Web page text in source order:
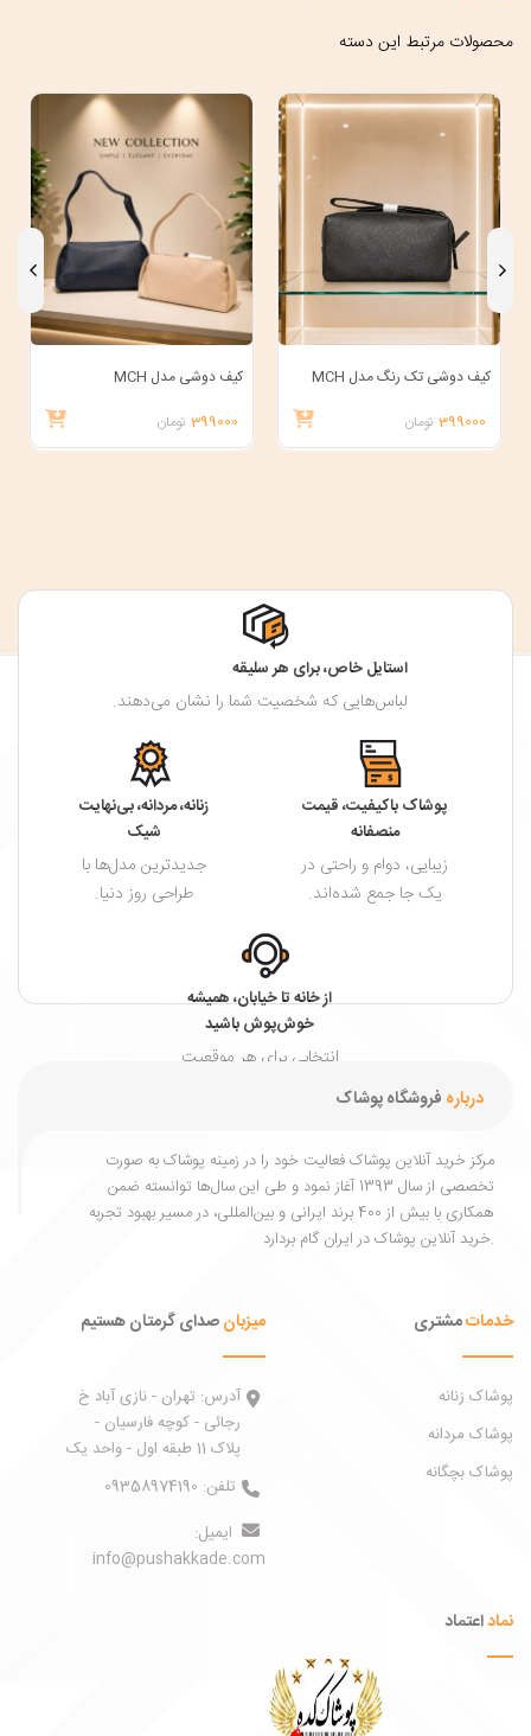
محصولات مرتبط این دسته
کیف دوشی تک رنگ مدل MCH
399000 تومان
کیف دوشی مدل MCH
399000 تومان
استایل خاص، برای هر سلیقه
لباس‌هایی که شخصیت شما را نشان می‌دهند.
پوشاک باکیفیت، قیمت
منصفانه
زیبایی، دوام و راحتی در
یک جا جمع شده‌اند.
زنانه، مردانه، بی‌نهایت
شیک
جدیدترین مدل‌ها با
طراحی روز دنیا.
از خانه تا خیابان، همیشه
خوش‌پوش باشید
انتخابی برای هر موقعیت
درباره فروشگاه پوشاک
مرکز خرید آنلاین پوشاک فعالیت خود را در زمینه پوشاک به ‌صورت
تخصصی از سال 1393 آغاز نمود و طی این سال‌ها توانسته ضمن
همکاری با بیش از 400 برند ایرانی و بین‌المللی، در مسیر بهبود تجربه
خرید آنلاین پوشاک در ایران گام بردارد.
خدماتمشتری
پوشاک زنانه
پوشاک مردانه
پوشاک بچگانه
میزبانصدای گرمتان هستیم
آدرس: تهران - نازی آباد خ
رجائی - کوچه فارسیان -
پلاک 11 طبقه اول - واحد یک
تلفن: 09358974190
ایمیل:
info@pushakkade.com
نماداعتماد